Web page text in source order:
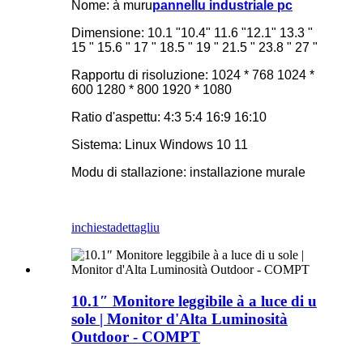
Nome: à murupannellu industriale pc
Dimensione: 10.1 "10.4" 11.6 "12.1" 13.3 "
15 " 15.6 " 17 " 18.5 " 19 " 21.5 " 23.8 " 27 "
Rapportu di risoluzione: 1024 * 768 1024 *
600 1280 * 800 1920 * 1080
Ratio d'aspettu: 4:3 5:4 16:9 16:10
Sistema: Linux Windows 10 11
Modu di stallazione: installazione murale
inchiestadettagliu
10.1″ Monitore leggibile à a luce di u
sole | Monitor d'Alta Luminosità
Outdoor - COMPT